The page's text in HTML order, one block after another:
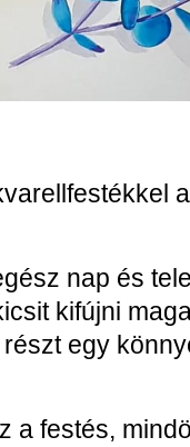
nap és
kifújni
egy
a festés,